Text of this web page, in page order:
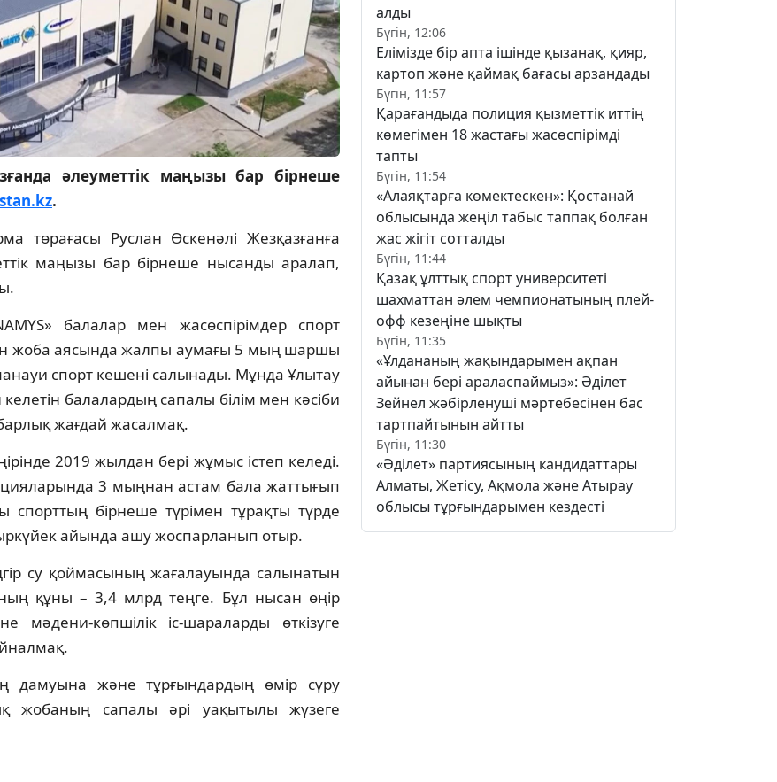
әлеуметтік маңызы бар бірнеше
.
төрағасы Руслан Өскенәлі Жезқазғанға
маңызы бар бірнеше нысанды аралап,
балалар мен жасөспірімдер спорт
жоба аясында жалпы аумағы 5 мың шаршы
спорт кешені салынады. Мұнда Ұлытау
балалардың сапалы білім мен кәсіби
жағдай жасалмақ.
2019 жылдан бері жұмыс істеп келеді.
3 мыңнан астам бала жаттығып
бірнеше түрімен тұрақты түрде
айында ашу жоспарланып отыр.
су қоймасының жағалауында салынатын
құны – 3,4 млрд теңге. Бұл нысан өңір
көпшілік іс-шараларды өткізуге
дамуына және тұрғындардың өмір сүру
жобаның сапалы әрі уақытылы жүзеге
алды
Бүгін, 12:06
Елімізде бір апта ішінде қызанақ, қияр,
картоп және қаймақ бағасы арзандады
Бүгін, 11:57
Қарағандыда полиция қызметтік иттің
көмегімен 18 жастағы жасөспірімді
тапты
Бүгін, 11:54
«Алаяқтарға көмектескен»: Қостанай
облысында жеңіл табыс таппақ болған
жас жігіт сотталды
Бүгін, 11:44
Қазақ ұлттық спорт университеті
шахматтан әлем чемпионатының плей-
офф кезеңіне шықты
Бүгін, 11:35
«Ұлдананың жақындарымен ақпан
айынан бері араласпаймыз»: Әділет
Зейнел жәбірленуші мәртебесінен бас
тартпайтынын айтты
Бүгін, 11:30
«Әділет» партиясының кандидаттары
Алматы, Жетісу, Ақмола және Атырау
облысы тұрғындарымен кездесті